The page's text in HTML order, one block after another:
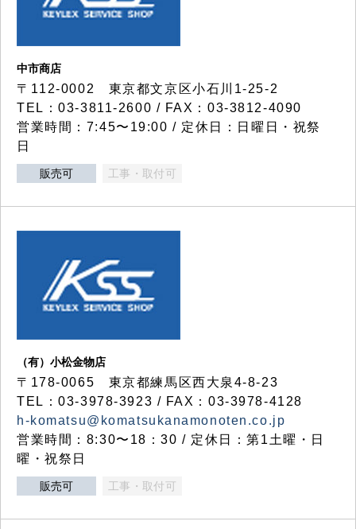
中市商店
〒112-0002 東京都文京区小石川1-25-2
TEL：03-3811-2600 / FAX：03-3812-4090
営業時間：7:45〜19:00 / 定休日：日曜日・祝祭
日
販売可 工事・取付可
（有）小松金物店
〒178-0065 東京都練馬区西大泉4-8-23
TEL：03-3978-3923 / FAX：03-3978-4128
h-komatsu@komatsukanamonoten.co.jp
営業時間：8:30〜18：30 / 定休日：第1土曜・日
曜・祝祭日
販売可 工事・取付可